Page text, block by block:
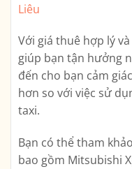
Liêu
Với giá thuê hợp lý
giúp bạn tận hưởng
đến cho bạn cảm
hơn so với việc sử
taxi.
Bạn có thể tham
bao gồm Mitsubishi